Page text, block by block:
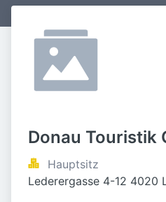
Donau Touristik
Hauptsitz
Lederergasse 4-12 4020